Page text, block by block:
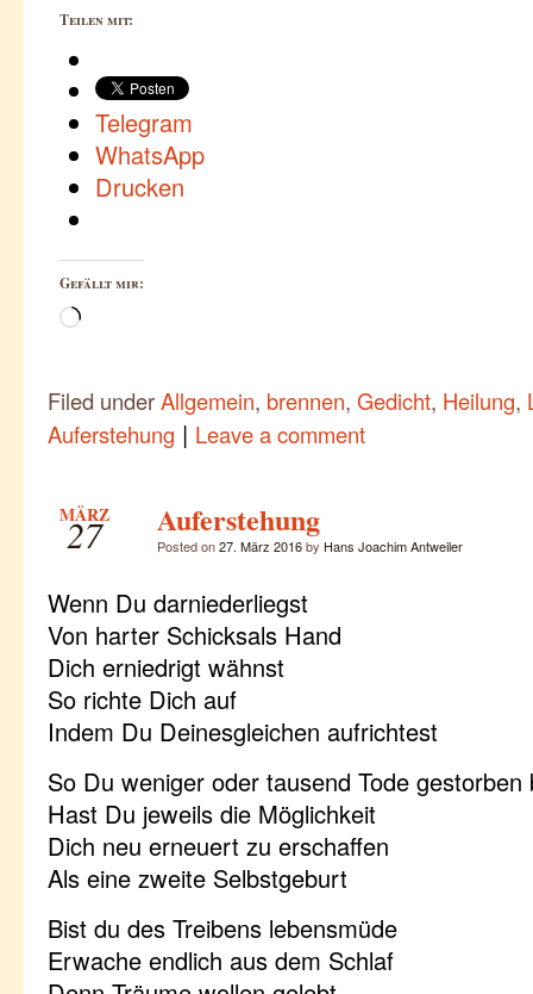
Teilen mit:
Telegram
WhatsApp
Drucken
Gefällt mir:
Wird
Filed underAllgemein, brennen, Gedicht, Heilung,
Auferstehung | Leave a comment
MÄRZ
27 Auferstehung
Posted on27. März 2016by Hans Joachim Antweiler
Wenn Du darniederliegst
Von harter Schicksals Hand
Dich erniedrigt wähnst
So richte Dich auf
Indem Du Deinesgleichen aufrichtest
So Du weniger oder tausend Tode gestorben
Hast Du jeweils die Möglichkeit
Dich neu erneuert zu erschaffen
Als eine zweite Selbstgeburt
Bist du des Treibens lebensmüde
Erwache endlich aus dem Schlaf